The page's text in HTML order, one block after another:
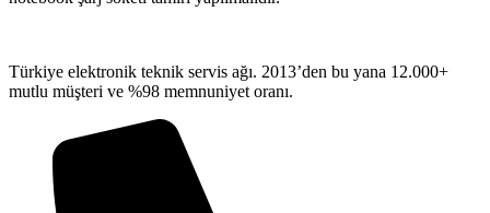
Türkiye elektronik teknik servis ağı. 2013’den bu yana 12.000+
mutlu müşteri ve %98 memnuniyet oranı.